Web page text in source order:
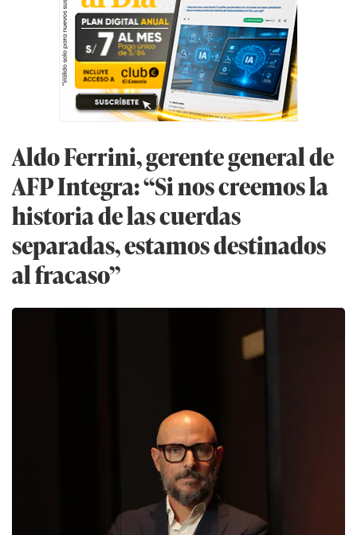
Aldo Ferrini, gerente general de
AFP Integra: “Si nos creemos la
historia de las cuerdas
separadas, estamos destinados
al fracaso”